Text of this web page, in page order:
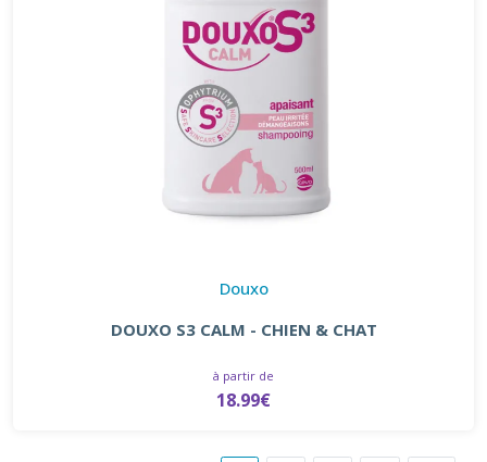
Douxo
DOUXO S3 CALM - CHIEN & CHAT
à partir de
18.99€